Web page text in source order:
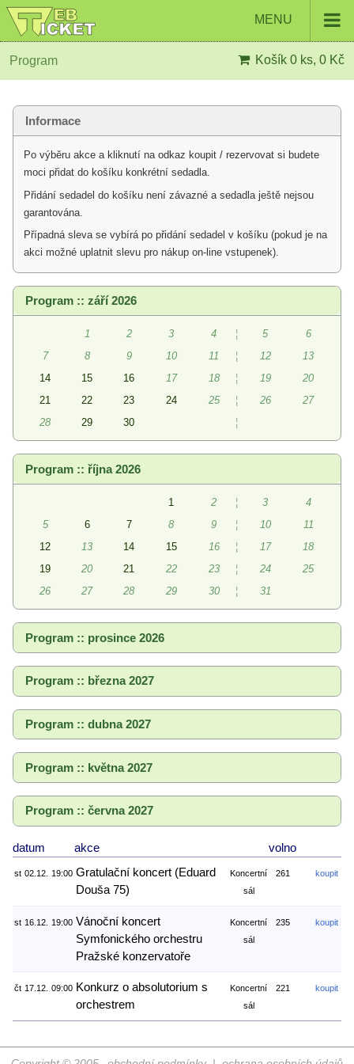
MENU
Program Košík 0 ks, 0 Kč
Informace
Po výběru akce a kliknutí na odkaz koupit / rezervovat si budete
moci přidat do košíku konkrétní sedadla.
Přidání sedadel do košíku není závazné a sedadla ještě nejsou
garantována.
Případná sleva se vybírá po přidání sedadel v košíku (pokud je na
akci možné uplatnit slevu pro nákup on-line vstupenek).
Program :: září 2026
1 2 3 4 ¦ 5
6
7
8 9 10 11 ¦ 12
13
14
15 16 17 18 ¦ 19
20
21
22 23 24 25 ¦ 26
27
28
29 30 ¦
Program :: října 2026
1 2 ¦ 3
4
5
6 7 8 9 ¦ 10
11
12
13 14 15 16 ¦ 17
18
19
20 21 22 23 ¦ 24
25
26
27 28 29 30 ¦ 31
Program :: prosince 2026
Program :: března 2027
Program :: dubna 2027
Program :: května 2027
Program :: června 2027
datum akce volno
st 02.12. 19:00 Gratulační koncert (Eduard
Douša 75)
Koncertní
sál
261 koupit
st 16.12. 19:00 Vánoční koncert
Symfonického orchestru
Pražské konzervatoře
Koncertní
sál
235 koupit
čt 17.12. 09:00 Konkurz o absolutorium s
orchestrem
Koncertní
sál
221 koupit